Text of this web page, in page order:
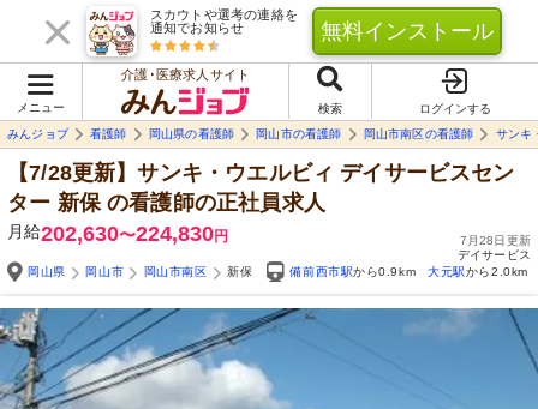
スカウトや選考の連絡を
通知でお知らせ
無料インストール
メニュー
介護･医療求人サイト
検索
ログインする
みんジョブ
看護師 岡山県の看護師 岡山市の看護師 岡山市南区の看護師 サンキ
【7/28更新】サンキ・ウエルビィ デイサービスセン
ター 新保の看護師の正社員求人
月給202,630〜224,830円
7月28日更新
デイサービス
岡山県
岡山市 岡山市南区 新保 備前西市駅から0.9km 大元駅から2.0km